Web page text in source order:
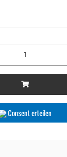
Consent erteilen